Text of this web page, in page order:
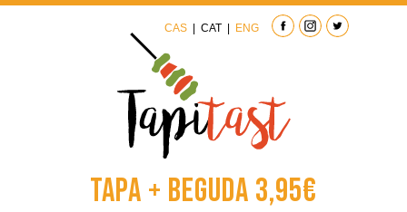
CAS CAT ENG
Tapa + Beguda 3,95€